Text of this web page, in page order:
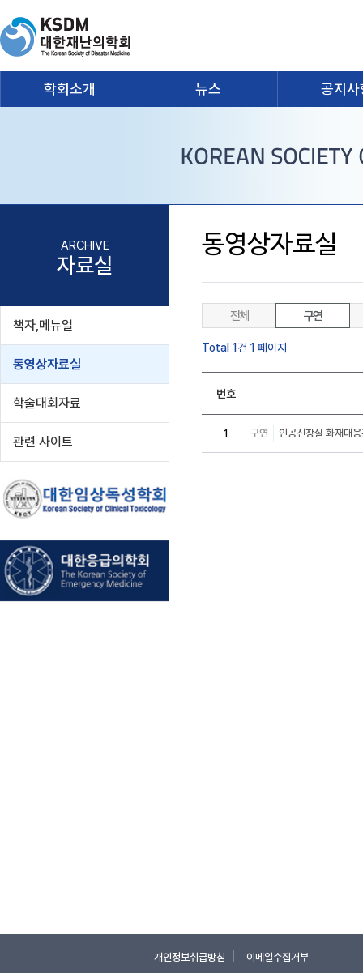
학회소개 뉴스 공지
ARCHIVE
자료실
책자,메뉴얼
동영상자료실
학술대회자료
관련 사이트
동영상자료실
전체 구연
Total 1건 1 페이지
번호
1 구연 인공신장실 화재대
개인정보취급방침 이메일수집거부